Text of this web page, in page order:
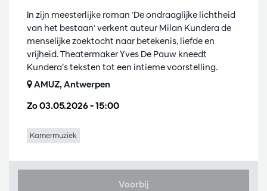
Zo 03.05.2026– 15:00
In zijn meesterlijke roman 'De ondraaglijke lichtheid
van het bestaan' verkent auteur Milan Kundera de
menselijke zoektocht naar betekenis, liefde en
vrijheid. Theatermaker Yves De Pauw kneedt
Kundera’s teksten tot een intieme voorstelling.
AMUZ, Antwerpen
Kamermuziek
Voorbij